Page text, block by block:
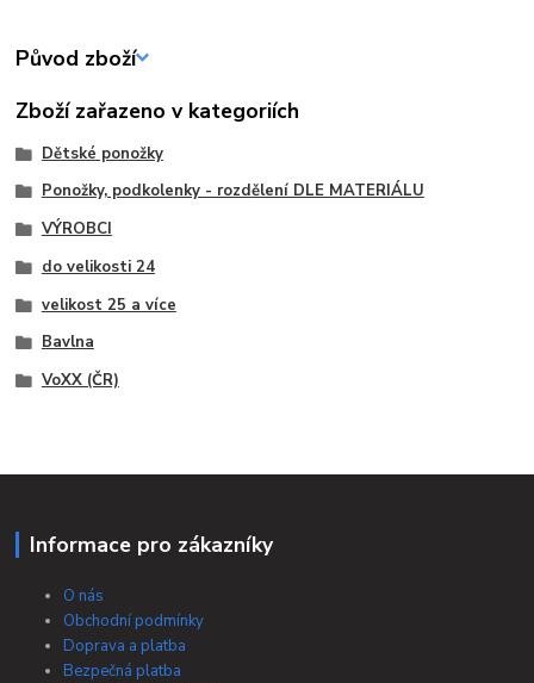
Původ zboží
Zboží zařazeno v kategoriích
Dětské ponožky
Ponožky, podkolenky - rozdělení DLE MATERIÁLU
VÝROBCI
do velikosti 24
velikost 25 a více
Bavlna
VoXX (ČR)
Informace pro zákazníky
O nás
Obchodní podmínky
Doprava a platba
Bezpečná platba